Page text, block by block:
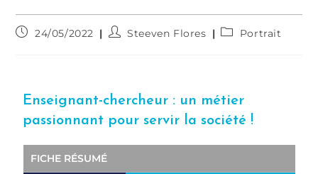
24/05/2022 Steeven Flores Portrait
Enseignant-chercheur : un métier
passionnant pour servir la société !
FICHE RÉSUMÉ